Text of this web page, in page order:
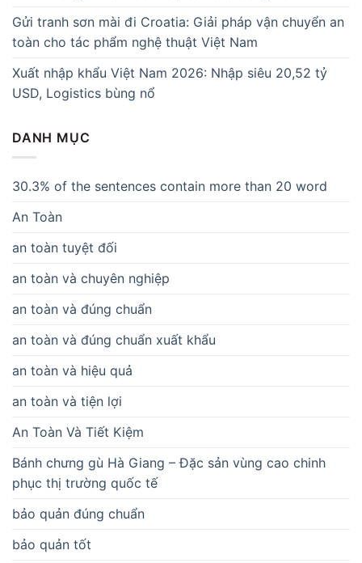
Gửi tranh sơn mài đi Croatia: Giải pháp vận chuyển an
toàn cho tác phẩm nghệ thuật Việt Nam
Xuất nhập khẩu Việt Nam 2026: Nhập siêu 20,52 tỷ
USD, Logistics bùng nổ
DANH MỤC
30.3% of the sentences contain more than 20 word
An Toàn
an toàn tuyệt đối
an toàn và chuyên nghiệp
an toàn và đúng chuẩn
an toàn và đúng chuẩn xuất khẩu
an toàn và hiệu quả
an toàn và tiện lợi
An Toàn Và Tiết Kiệm
Bánh chưng gù Hà Giang – Đặc sản vùng cao chinh
phục thị trường quốc tế
bảo quản đúng chuẩn
bảo quản tốt